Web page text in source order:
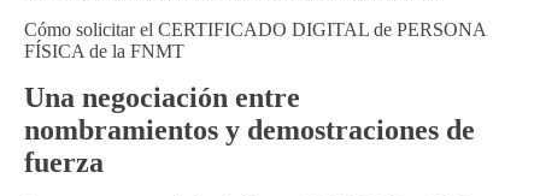
Cómo solicitar el CERTIFICADO DIGITAL de PERSONA
FÍSICA de la FNMT
Una negociación entre
nombramientos y demostraciones de
fuerza